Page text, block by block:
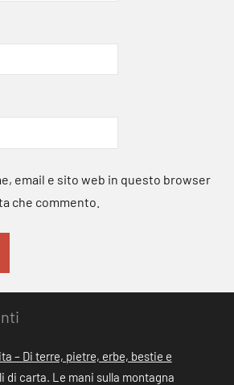
email e sito web in questo browser
che commento.
– Di terre, pietre, erbe, bestie e
di carta. Le mani sulla montagna